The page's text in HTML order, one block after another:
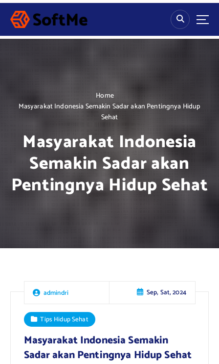
S
p
Home
Masyarakat Indonesia Semakin Sadar akan Pentingnya Hidup
Sehat
Masyarakat Indonesia
Semakin Sadar akan
Pentingnya Hidup Sehat
admindri Sep, Sat, 2024
Tips Hidup Sehat
Masyarakat Indonesia Semakin
Sadar akan Pentingnya Hidup Sehat